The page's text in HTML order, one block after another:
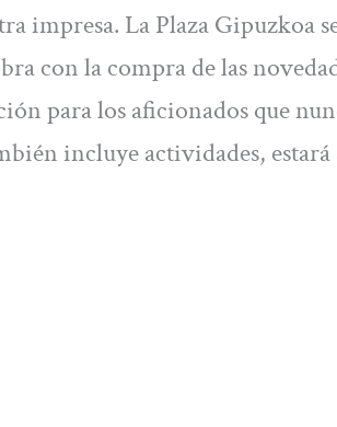
impresa. La Plaza Gipuzkoa
con la compra de las
para los aficionados que
incluye actividades, estará